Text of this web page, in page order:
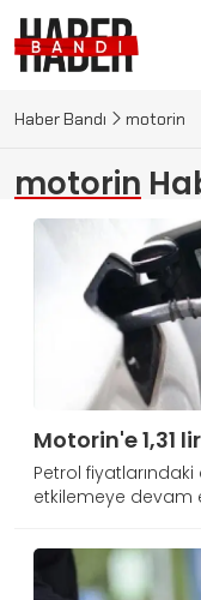
Haber Bandı motorin
motorin
Motorin'e 1,31
Petrol
etkilemeye devam